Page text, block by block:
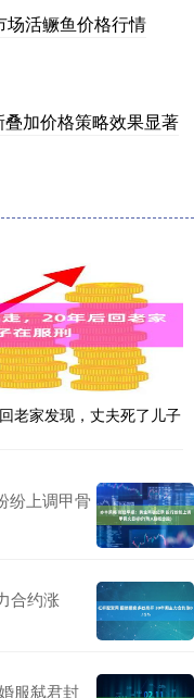
场活鳜鱼价格行情
加价格策略效果显著
老家发现，丈夫死了儿子
纷上调甲骨
合约涨
服弑君封